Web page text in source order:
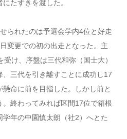
たすきを渡した。
られたのは予選会学内4位と好走
変更での初の出走となった。主
け、序盤は三代和弥（国士大）
、三代を引き離すことに成功し17
命に前を目指した。しかし前と
終わってみれば区間17位で箱根
年の中園慎太朗（社2）へとた